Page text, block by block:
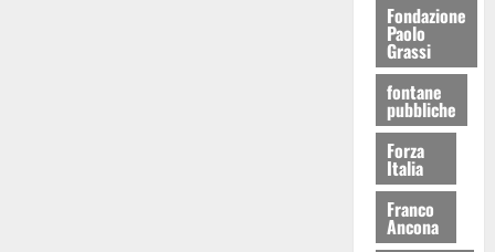
Fondazione
Paolo
Grassi
fontane
pubbliche
Forza
Italia
Franco
Ancona